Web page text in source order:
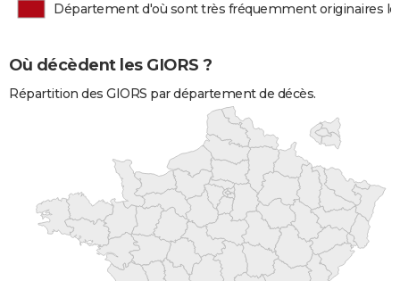
Département d'où sont très fréquemment originaires
Où décèdent les GIORS ?
Répartition des GIORS par département de décès.